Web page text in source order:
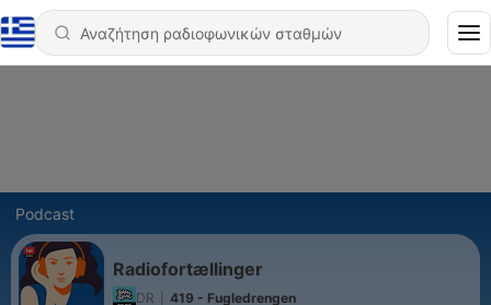
Podcast
Radiofortællinger
DR 419 - Fugledrengen